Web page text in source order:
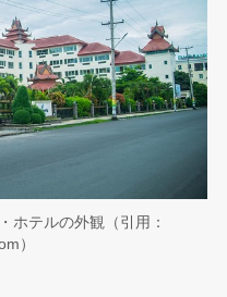
ホテルの外観（引用：
）